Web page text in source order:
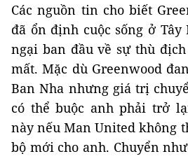
Các nguồn tin cho biết
đã ổn định cuộc sống ở
ngại ban đầu về sự thù
mất. Mặc dù Greenwood
Ban Nha nhưng giá trị
có thể buộc anh phải trở
này nếu Man United không
bộ mới cho anh. Chuyển